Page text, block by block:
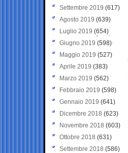
Settembre 2019 (617)
Agosto 2019 (639)
Luglio 2019 (654)
Giugno 2019 (598)
Maggio 2019 (527)
Aprile 2019 (383)
Marzo 2019 (562)
Febbraio 2019 (598)
Gennaio 2019 (641)
Dicembre 2018 (623)
Novembre 2018 (603)
Ottobre 2018 (631)
Settembre 2018 (586)